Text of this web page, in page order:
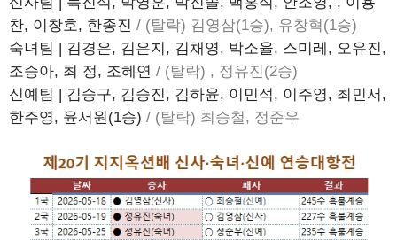
찬, 이창호, 한종진 / (탈락) 김영삼(1승), 유창혁(1승)
숙녀팀 | 김경은, 김은지, 김채영, 박소율, 스미레, 오유진,
조승아, 최 정, 조혜연 / (탈락) , 정유진(2승)
신예팀 | 김승구, 김승진, 김하윤, 이민석, 이주영, 최민서,
한주영, 윤서원(1승) / (탈락) 최승철, 정준우